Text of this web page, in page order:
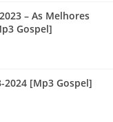
– As Melhores
Gospel]
2024 [Mp3 Gospel]